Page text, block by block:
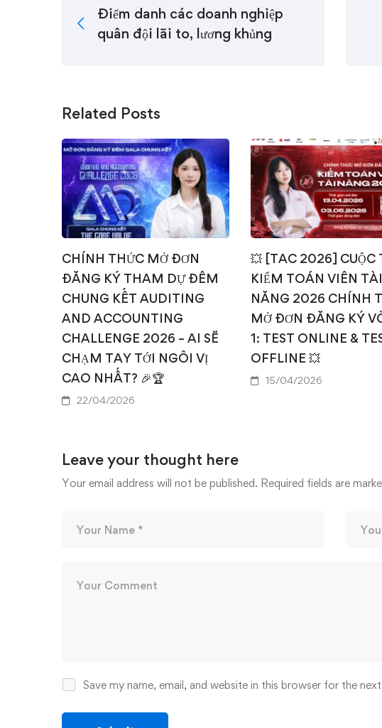
Điểm danh các doanh nghiệp
quân đội lãi to, lương khủng
Related Posts
CHÍNH THỨC MỞ ĐƠN
ĐĂNG KÝ THAM DỰ ĐÊM
CHUNG KẾT AUDITING
AND ACCOUNTING
CHALLENGE 2026 – AI SẼ
CHẠM TAY TỚI NGÔI VỊ
CAO NHẤT? 🎉🏆
22/04/2026
💥 [TAC 2026] CUỘC
KIỂM TOÁN VIÊN TÀI
NĂNG 2026 CHÍNH
MỞ ĐƠN ĐĂNG KÝ
1: TEST ONLINE &
OFFLINE 💥
15/04/2026
Leave your thought here
Your email address will not be published. Required fields are
Save my name, email, and website in this browser for the